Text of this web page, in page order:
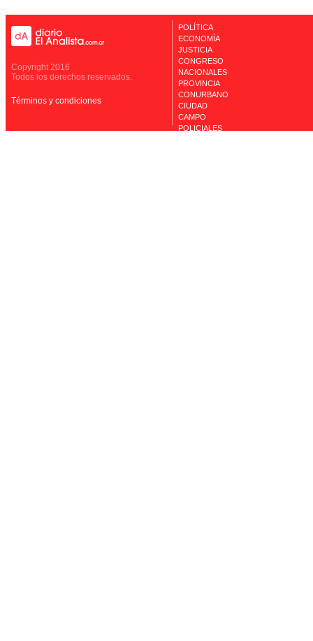
Copyright 2016
Todos los derechos reservados.
Términos y condiciones
POLÍTICA
ECONOMÍA
JUSTICIA
CONGRESO
NACIONALES
PROVINCIA
CONURBANO
CIUDAD
CAMPO
POLICIALES